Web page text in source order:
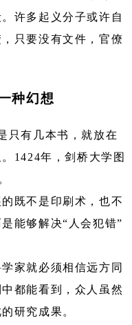
许多起义分子或许自
只要没有文件，官僚
种幻想
只有几本书，就放在
1424年，剑桥大学图
既不是印刷术，也不
能够解决“人会犯错”
家就必须相信远方同
都能看到，众人虽然
研究成果。